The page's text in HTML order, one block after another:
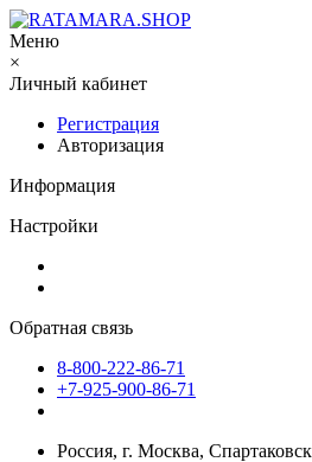
Меню
×
Личный кабинет
Регистрация
Авторизация
Информация
Настройки
Обратная связь
8-800-222-86-71
+7-925-900-86-71
Россия, г. Москва,